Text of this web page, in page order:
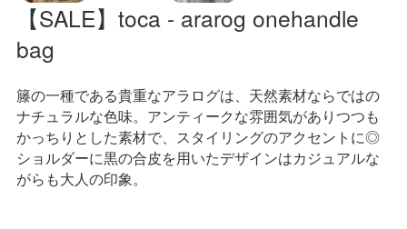
【SALE】toca - ararog onehandle
bag
籐の一種である貴重なアラログは、 天然素材ならではの
ナチュラルな色味。 アンティークな雰囲気がありつつも
かっちりとした素材で、 スタイリングのアクセントに◎
ショルダーに黒の合皮を用いたデザインはカジュアルな
がらも大人の印象。